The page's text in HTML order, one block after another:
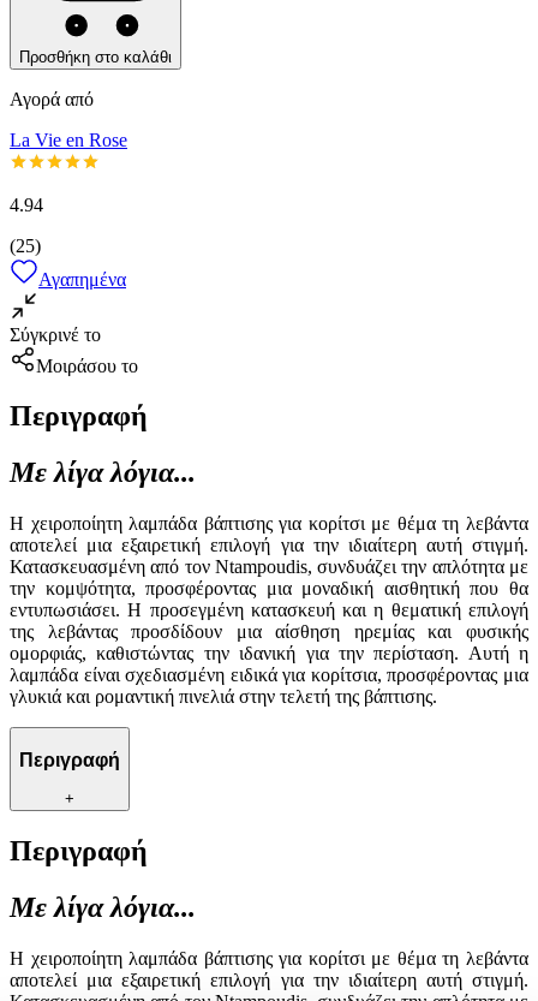
Προσθήκη στο καλάθι
Αγορά από
La Vie en Rose
4.94
(25)
Αγαπημένα
Σύγκρινέ το
Μοιράσου το
Περιγραφή
Με λίγα λόγια...
Η χειροποίητη λαμπάδα βάπτισης για κορίτσι με θέμα τη λεβάντα
αποτελεί μια εξαιρετική επιλογή για την ιδιαίτερη αυτή στιγμή.
Κατασκευασμένη από τον Ntampoudis, συνδυάζει την απλότητα με
την κομψότητα, προσφέροντας μια μοναδική αισθητική που θα
εντυπωσιάσει. Η προσεγμένη κατασκευή και η θεματική επιλογή
της λεβάντας προσδίδουν μια αίσθηση ηρεμίας και φυσικής
ομορφιάς, καθιστώντας την ιδανική για την περίσταση. Αυτή η
λαμπάδα είναι σχεδιασμένη ειδικά για κορίτσια, προσφέροντας μια
γλυκιά και ρομαντική πινελιά στην τελετή της βάπτισης.
Περιγραφή
+
Περιγραφή
Με λίγα λόγια...
Η χειροποίητη λαμπάδα βάπτισης για κορίτσι με θέμα τη λεβάντα
αποτελεί μια εξαιρετική επιλογή για την ιδιαίτερη αυτή στιγμή.